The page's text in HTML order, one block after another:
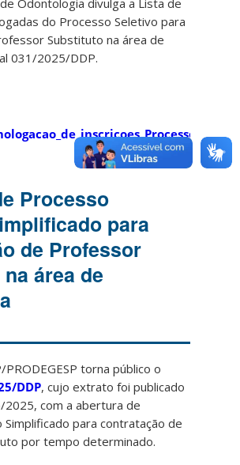
do Processo Seletivo para
Substituto na área de
031/2025/DDP.
Processo
para
de Professor
área de
torna público o
DDP, cujo extrato foi publicado
com a abertura de
Simplificado para contratação de
por tempo determinado.